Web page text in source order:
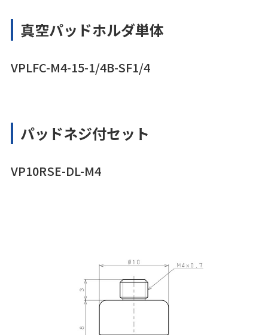
真空パッドホルダ単体
VPLFC-M4-15-1/4B-SF1/4
パッドネジ付セット
VP10RSE-DL-M4